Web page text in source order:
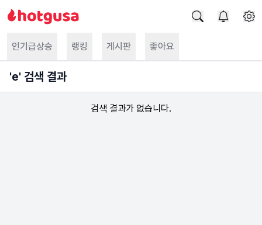
인기급상승 랭킹 게시판 좋아요
'e' 검색 결과
검색 결과가 없습니다.